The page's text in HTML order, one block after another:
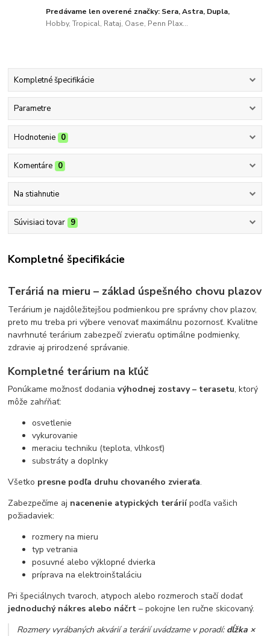
Predávame len overené značky: Sera, Astra, Dupla,
Hobby, Tropical, Rataj, Oase, Penn Plax...
Kompletné špecifikácie
Parametre
Hodnotenie 0
Komentáre 0
Na stiahnutie
Súvisiaci tovar 9
Kompletné špecifikácie
Teráriá na mieru – základ úspešného chovu plazov
Terárium je najdôležitejšou podmienkou pre správny chov plazov,
preto mu treba pri výbere venovať maximálnu pozornosť. Kvalitne
navrhnuté terárium zabezpečí zvieraťu optimálne podmienky,
zdravie aj prirodzené správanie.
Kompletné terárium na kľúč
Ponúkame možnosť dodaniavýhodnej zostavy – terasetu, ktorý
môže zahŕňať:
osvetlenie
vykurovanie
meraciu techniku (teplota, vlhkosť)
substráty a doplnky
Všetko presne podľa druhu chovaného zvieraťa.
Zabezpečíme aj nacenenie atypických teráriípodľa vašich
požiadaviek:
rozmery na mieru
typ vetrania
posuvné alebo výklopné dvierka
príprava na elektroinštaláciu
Pri špeciálnych tvaroch, atypoch alebo rozmeroch stačí dodať
jednoduchý nákres alebo náčrt – pokojne len ručne skicovaný.
Rozmery vyrábaných akvárií a terárií uvádzame v poradí: dĺžka ×